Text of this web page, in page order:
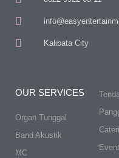
Kalibata City
OUR SERVICES
Organ Tunggal
Band Akustik
MC